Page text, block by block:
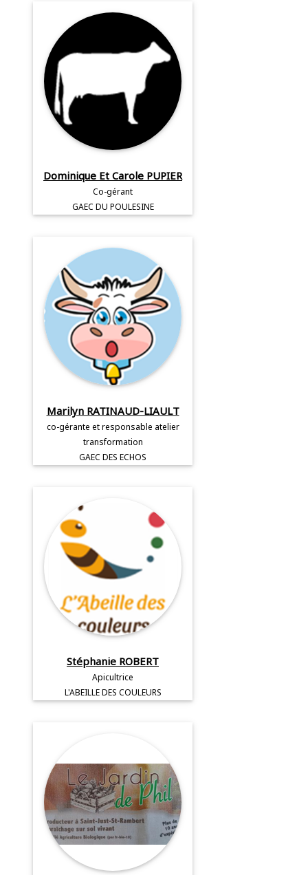
Dominique Et Carole PUPIER
Co-gérant
GAEC DU POULESINE
Marilyn RATINAUD-LIAULT
co-gérante et responsable atelier
transformation
GAEC DES ECHOS
Stéphanie ROBERT
Apicultrice
L'ABEILLE DES COULEURS